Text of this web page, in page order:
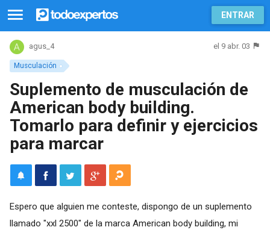
ENTRAR
Musculación
agus_4 el 9 abr. 03
Suplemento de musculación de
American body building.
Tomarlo para definir y ejercicios
para marcar
Espero que alguien me conteste, dispongo de un suplemento
llamado "xxl 2500" de la marca American body building, mi